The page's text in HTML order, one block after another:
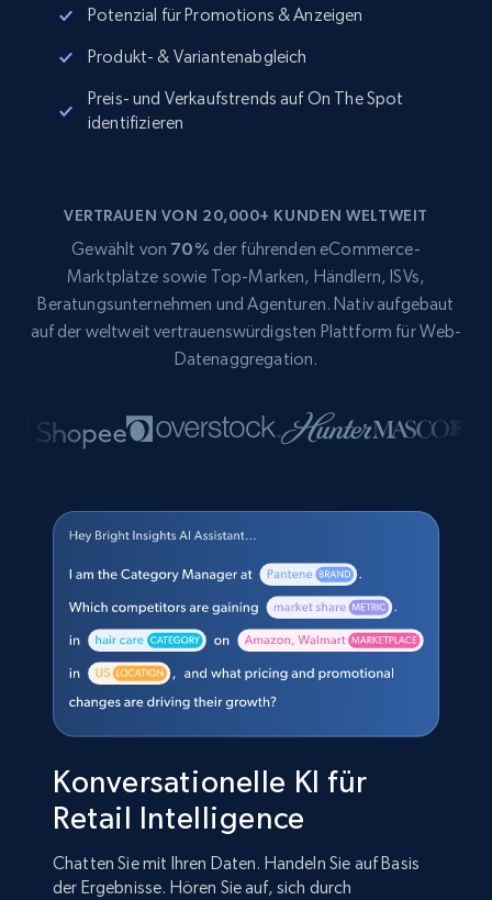
Potenzial für Promotions & Anzeigen
Produkt- & Variantenabgleich
Preis- und Verkaufstrends auf On The Spot
identifizieren
VERTRAUEN VON 20,000+ KUNDEN WELTWEIT
Gewählt von 70% der führenden eCommerce-
Marktplätze sowie Top-Marken, Händlern, ISVs,
Beratungsunternehmen und Agenturen. Nativ aufgebaut
auf der weltweit vertrauenswürdigsten Plattform für Web-
Datenaggregation.
Konversationelle KI für
Retail Intelligence
Chatten Sie mit Ihren Daten. Handeln Sie auf Basis
der Ergebnisse. Hören Sie auf, sich durch